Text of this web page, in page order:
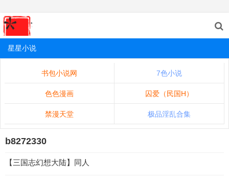
星星小说
书包小说网 7色小说
色色漫画 囚爱（民国H）
禁漫天堂 极品淫乱合集
b8272330
【三国志幻想大陆】同人